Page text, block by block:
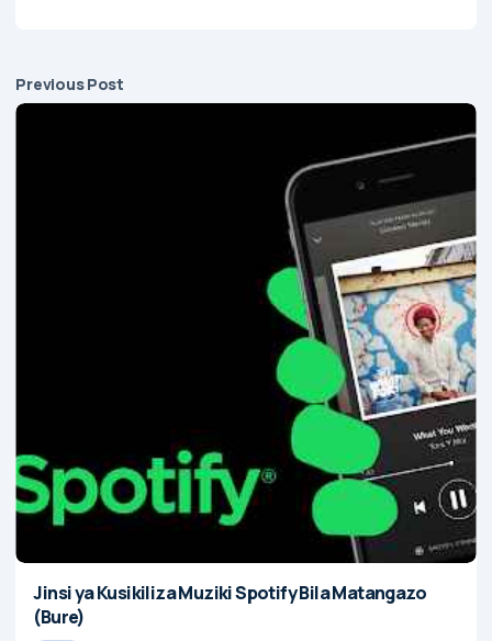
Previous Post
Jinsi ya Kusikiliza Muziki Spotify Bila Matangazo
(Bure)